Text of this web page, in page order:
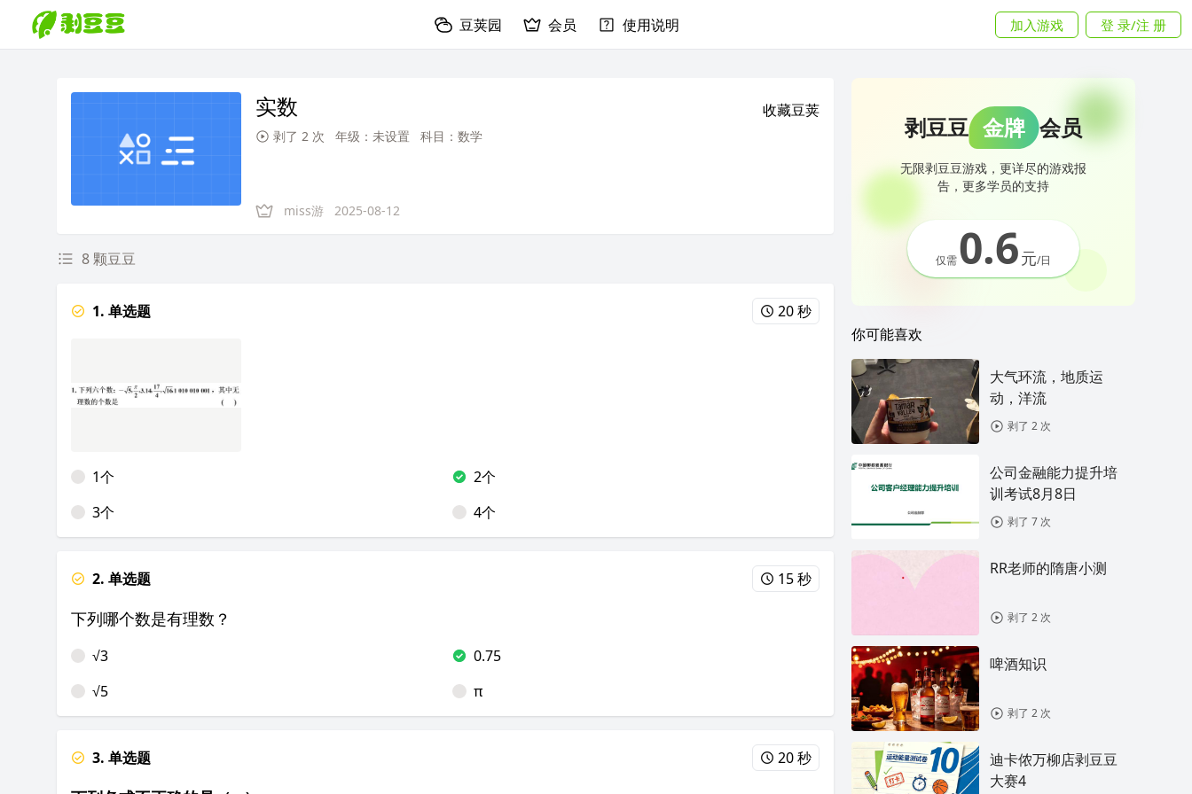
豆荚园 会员 使用说明 加入游戏 登 录/注 册
实数 收藏豆荚
剥了 2 次 年级：未设置 科目：数学
miss游 2025-08-12
8 颗豆豆
1. 单选题 20 秒
1个
2个
3个
4个
2. 单选题 15 秒
下列哪个数是有理数？
√3
0.75
√5
π
3. 单选题 20 秒
剥豆豆 金牌 会员
无限剥豆豆游戏，更详尽的游戏报
告，更多学员的支持
仅需0.6元/日
你可能喜欢
大气环流，地质运
动，洋流
剥了 2 次
公司金融能力提升培
训考试8月8日
剥了 7 次
RR老师的隋唐小测
剥了 2 次
啤酒知识
剥了 2 次
迪卡侬万柳店剥豆豆
大赛4